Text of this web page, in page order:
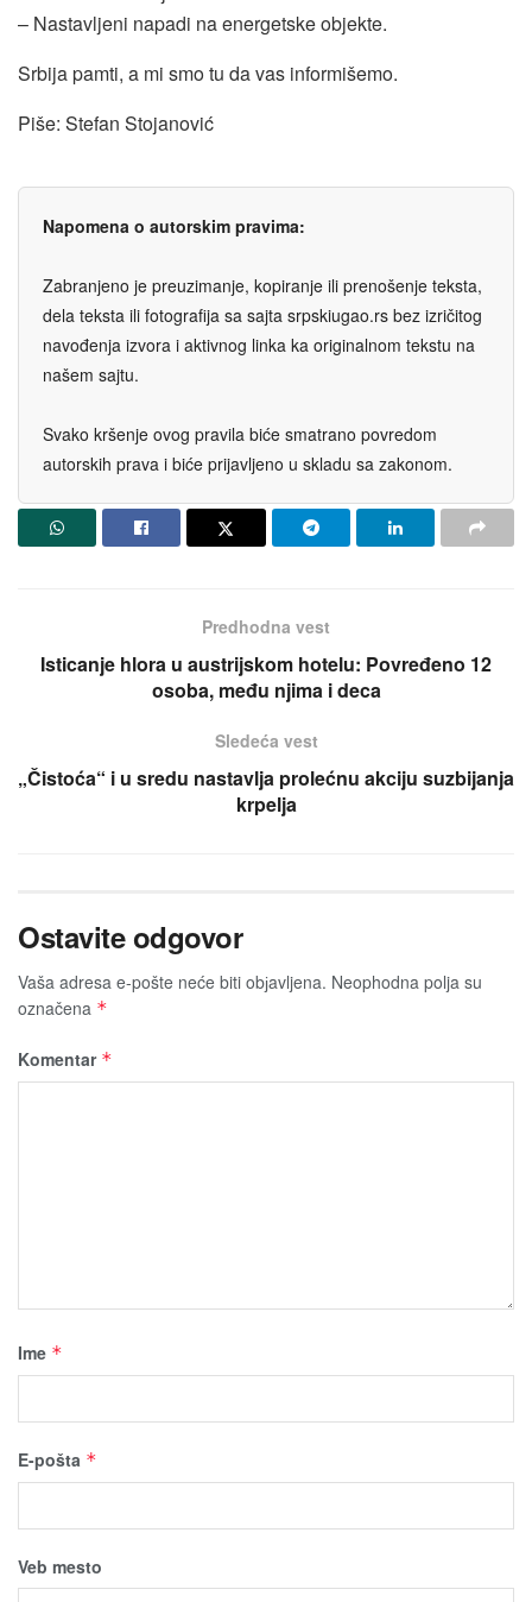
– Nastavljeni napadi na energetske objekte.
Srbija pamti, a mi smo tu da vas informišemo.
Piše: Stefan Stojanović
Napomena o autorskim pravima:
Zabranjeno je preuzimanje, kopiranje ili prenošenje teksta,
dela teksta ili fotografija sa sajta srpskiugao.rs bez izričitog
navođenja izvora i aktivnog linka ka originalnom tekstu na
našem sajtu.
Svako kršenje ovog pravila biće smatrano povredom
autorskih prava i biće prijavljeno u skladu sa zakonom.
Predhodna vest
Isticanje hlora u austrijskom hotelu: Povređeno 12
osoba, među njima i deca
Sledeća vest
„Čistoća“ i u sredu nastavlja prolećnu akciju suzbijanja
krpelja
Ostavite odgovor
Vaša adresa e-pošte neće biti obјavljena. Neophodna polja su
označena *
Komentar *
Ime *
E-pošta *
Veb mesto